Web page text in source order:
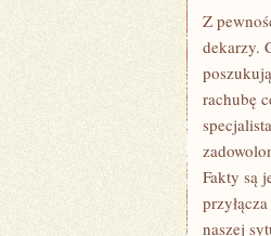
Z
dekarzy.
rachubę
Fakty są
naszej